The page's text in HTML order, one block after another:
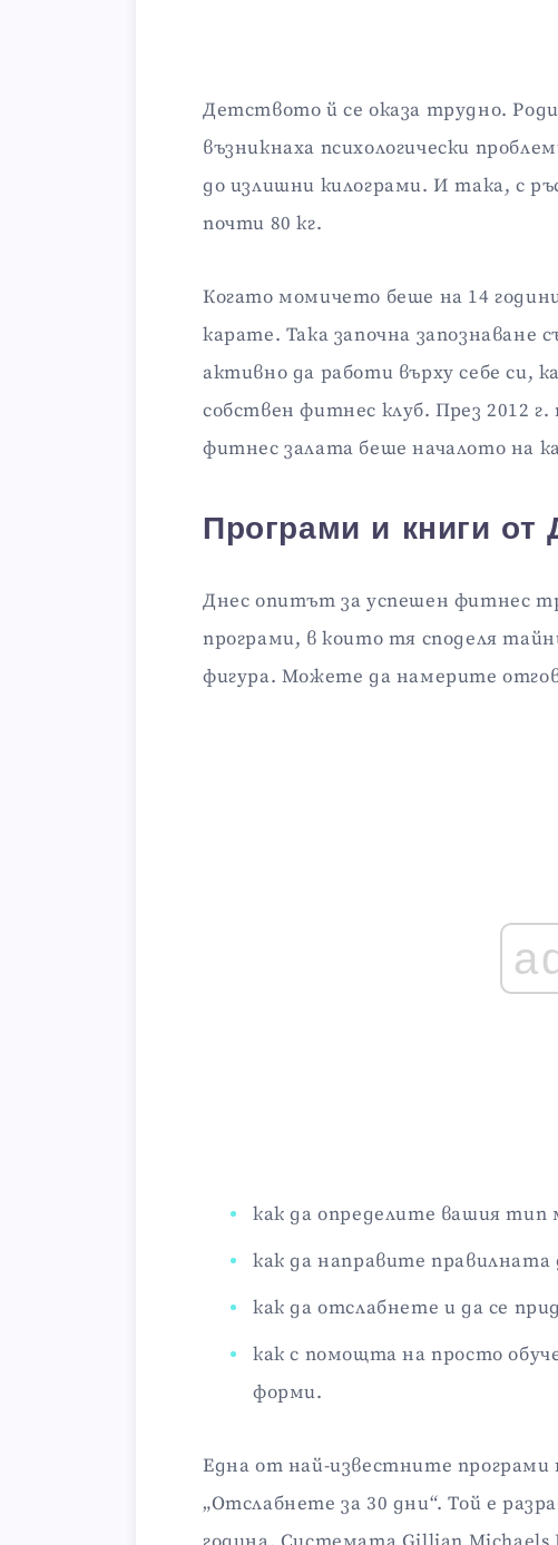
Детството й се оказа трудно.
възникнаха психологически
до излишни килограми. И така, с
почти 80 кг.
Когато момичето беше на 14
карате. Така започна запознаване
активно да работи върху себе си,
собствен фитнес клуб. През 2012
фитнес залата беше началото на
Програми и книги от
Днес опитът за успешен фитнес
програми, в които тя споделя
фигура. Можете да намерите
ad
как да определите вашия тип
как да направите правилната
как да отслабнете и да се
как с помощта на просто
форми.
Една от най-известните
„Отслабнете за 30 дни“. Той е